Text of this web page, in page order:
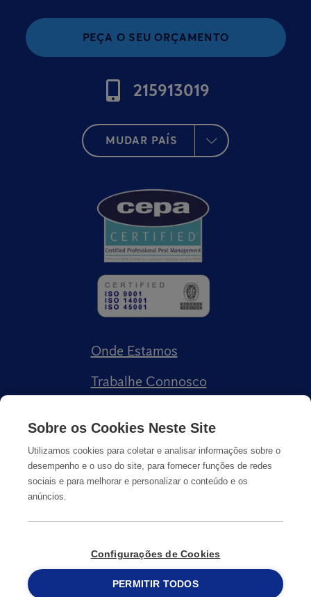
PEÇA O SEU ORÇAMENTO
215913019
MUDAR PAÍS
Onde Estamos
Trabalhe Connosco
Informação Legal
© Copyright2026Anticimex
215 913 019
Sobre os Cookies Neste Site
Utilizamos cookies para coletar e analisar informações sobre o
desempenho e o uso do site, para fornecer funções de redes
sociais e para melhorar e personalizar o conteúdo e os
anúncios.
Configurações de Cookies
PERMITIR TODOS